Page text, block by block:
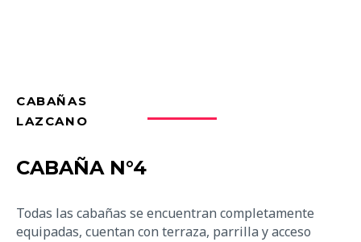
CABAÑAS
LAZCANO
CABAÑA N°4
Todas las cabañas se encuentran completamente
equipadas, cuentan con terraza, parrilla yacceso